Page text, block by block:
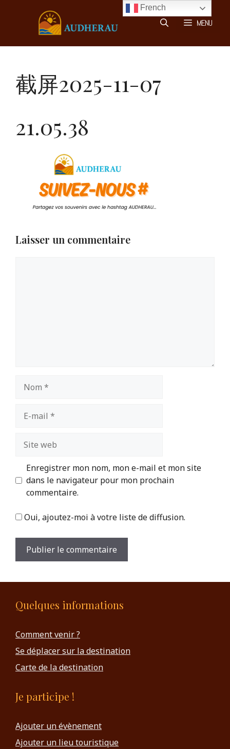
MENU
截屏2025-11-07
21.05.38
Laisser un commentaire
mail
web
Enregistrer mon nom, mon e-mail et mon site
dans le navigateur pour mon prochain
commentaire.
Oui, ajoutez-moi à votre liste de diffusion.
Quelques informations
Comment venir ?
Se déplacer sur la destination
Carte de la destination
Je participe !
Ajouter un évènement
Ajouter un lieu touristique
French